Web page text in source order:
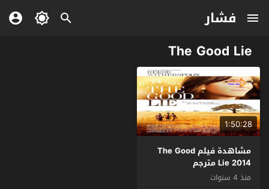
فشار
The Good Lie
1:50:28
مشاهدة فيلم The Good
Lie 2014 مترجم
منذ 4 سنوات